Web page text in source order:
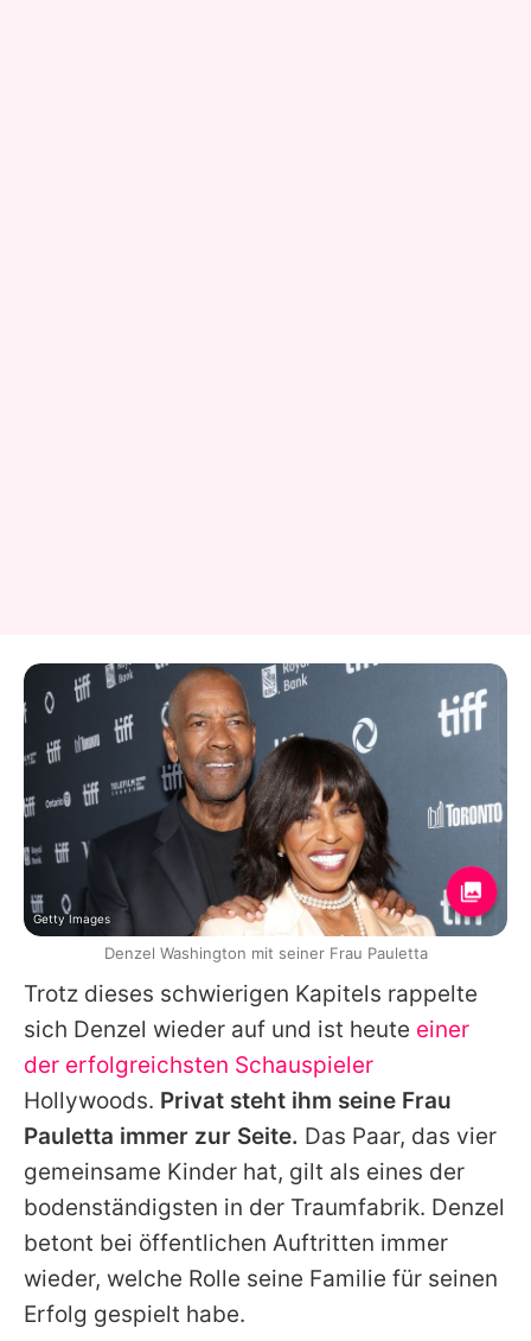
Trotz dieses schwierigen Kapitels rappelte
sich Denzel wieder auf und ist heute einer
der erfolgreichsten Schauspieler
Hollywoods. Privat steht ihm seine Frau
Pauletta immer zur Seite. Das Paar, das vier
gemeinsame Kinder hat, gilt als eines der
bodenständigsten in der Traumfabrik. Denzel
betont bei öffentlichen Auftritten immer
wieder, welche Rolle seine Familie für seinen
Erfolg gespielt habe.
Getty Images
Denzel Washington mit seiner Frau Pauletta